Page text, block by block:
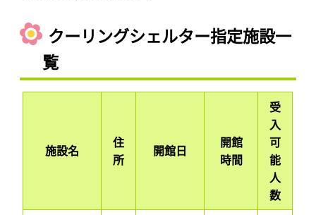
クーリングシェルター指定施設一
覧
施設名
住
所
開館日
開館
時間
受
入
可
能
人
数